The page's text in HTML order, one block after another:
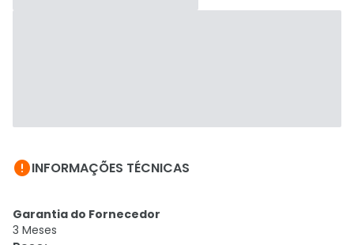
INFORMAÇÕES TÉCNICAS
Garantia do Fornecedor
3 Meses